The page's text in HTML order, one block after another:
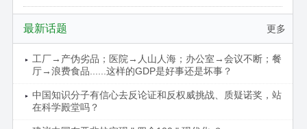
更多
最新话题
工厂→产伪劣品；医院→人山人海；办公室→会议不断；餐
厅→浪费食品......这样的GDP是好事还是坏事？
中国知识分子有信心去反论证和反权威挑战、质疑诺奖，站
在科学殿堂吗？